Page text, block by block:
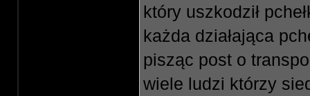
który uszkodził
każda działająca
pisząc post o
wiele ludzi którzy